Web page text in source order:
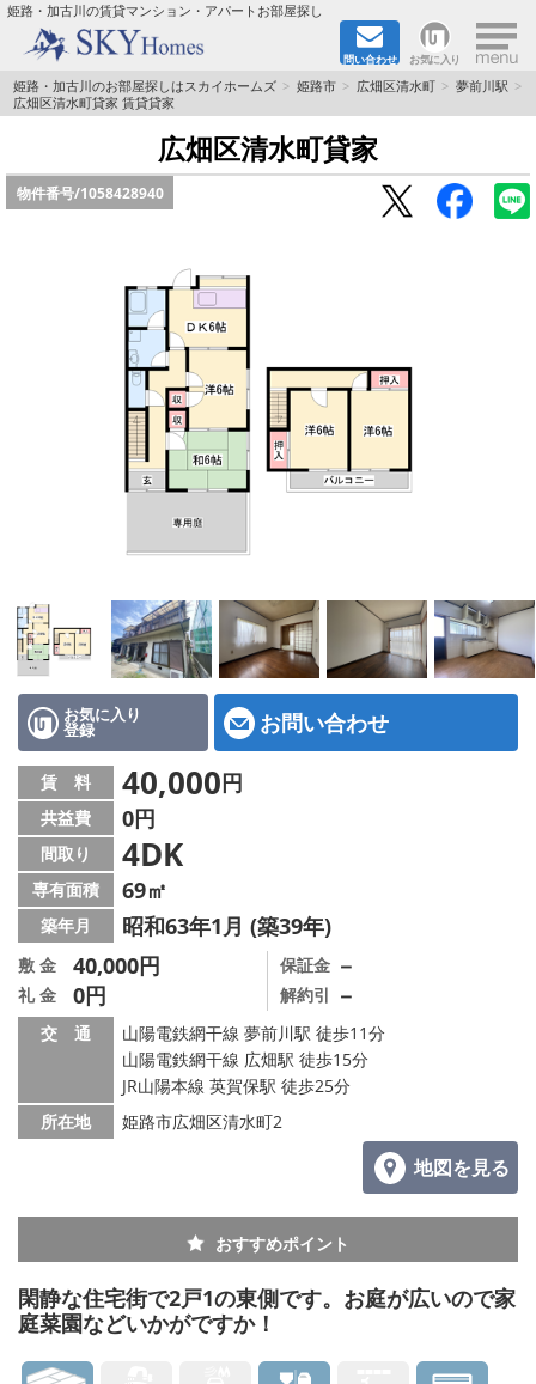
姫路・加古川の賃貸マンション・アパートお部屋探し
問い合わせ お気に入り ×
TOPページ
都市ガス·オール電化
☆新築物件☆
☆ペット飼育可能物件☆
☆ネット無料☆
路線·駅から探す
地域から探す
スタッフ紹介
店舗情報·アクセス
会社概要
メールでお問い合わせ
姫路・加古川のお部屋探しはスカイホームズ 姫路市 広畑区清水町
夢前川駅
広畑区清水町貸家 賃貸貸家
広畑区清水町貸家
物件番号/1058428940
お気に入り
登録 お問い合わせ
賃 料 40,000円
共益費 0円
間取り 4DK
専有面積 69㎡
築年月 昭和63年1月 (築39年)
敷 金 40,000円
礼 金 0円
保証金 －
解約引 －
交 通
山陽電鉄網干線 夢前川駅 徒歩11分
山陽電鉄網干線 広畑駅 徒歩15分
JR山陽本線 英賀保駅 徒歩25分
所在地
姫路市広畑区清水町2
地図を見る
おすすめポイント
閑静な住宅街で2戸1の東側です。お庭が広いので家
庭菜園などいかがですか！